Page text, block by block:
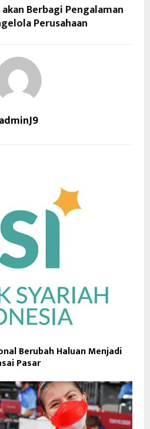
Berbagi Pengalaman
Perusahaan
adminJ9
Berubah Haluan Menjadi
Pasar